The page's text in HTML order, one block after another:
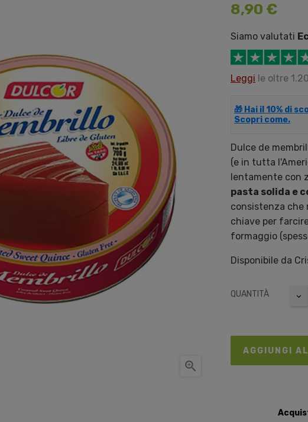

8,90 €
Siamo valutati
Leggi le oltre
🎁 Hai il 10% di
Scopri come.
Dulce de
(e in tutta
lentamente con
pasta solida e
consistenza
chiave per
formaggio
Disponibile da
QUANTITÀ
AGGIUNGI